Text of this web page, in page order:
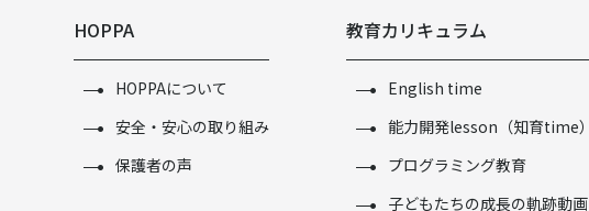
HOPPA
HOPPAについて
安全・安心の取り組み
保護者の声
教育カリキュラム
English time
能力開発lesson（知育time）
プログラミング教育
子どもたちの成長の軌跡動画